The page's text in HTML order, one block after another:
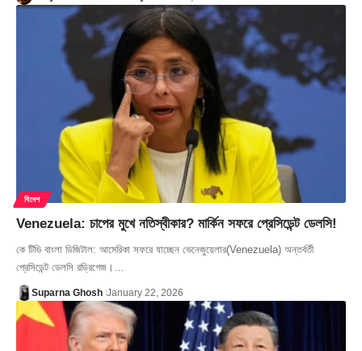
বিদেশ
Venezuela: চাপের মুখে নতিস্বীকার? মার্কিন সফরে প্রেসিডেন্ট ডেলসি!
কে টিভি বাংলা ডিজিটাল: আমেরিকা সফরে যাচ্ছেন ভেনেজুয়েলার(Venezuela) অন্তর্বর্তী
প্রেসিডেন্ট ডেলসি রড্রিগেজ।…
Suparna Ghosh January 22, 2026